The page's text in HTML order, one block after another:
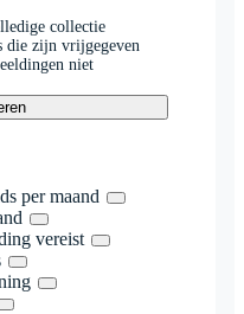
collectie
die zijn vrijgegeven
niet
per maand
vereist